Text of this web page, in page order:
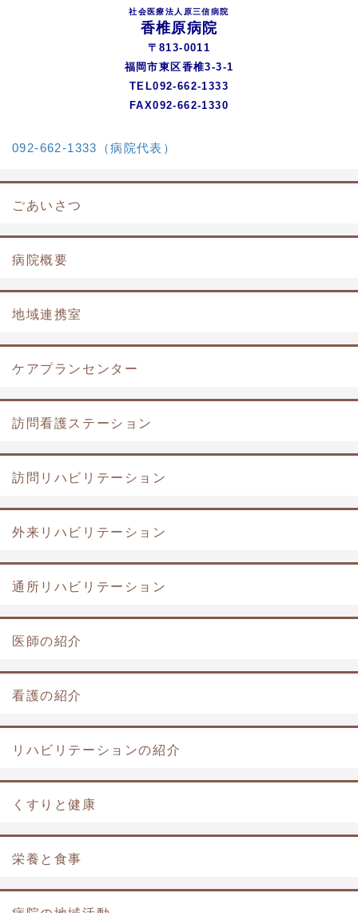
社会医療法人原三信病院
香椎原病院
〒813-0011
福岡市東区香椎3-3-1
TEL092-662-1333
FAX092-662-1330
092-662-1333（病院代表）
ごあいさつ
病院概要
地域連携室
ケアプランセンター
訪問看護ステーション
訪問リハビリテーション
外来リハビリテーション
通所リハビリテーション
医師の紹介
看護の紹介
リハビリテーションの紹介
くすりと健康
栄養と食事